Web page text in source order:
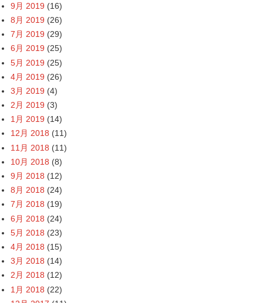
9月 2019 (16)
8月 2019 (26)
7月 2019 (29)
6月 2019 (25)
5月 2019 (25)
4月 2019 (26)
3月 2019 (4)
2月 2019 (3)
1月 2019 (14)
12月 2018 (11)
11月 2018 (11)
10月 2018 (8)
9月 2018 (12)
8月 2018 (24)
7月 2018 (19)
6月 2018 (24)
5月 2018 (23)
4月 2018 (15)
3月 2018 (14)
2月 2018 (12)
1月 2018 (22)